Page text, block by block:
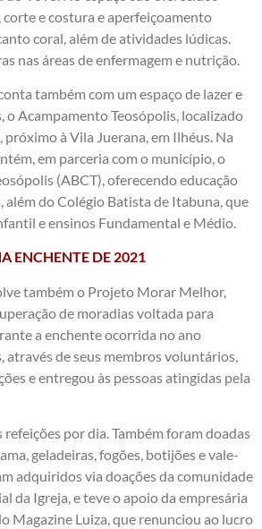
e costura e aperfeiçoamento
coral, além de atividades lúdicas.
nas áreas de enfermagem e nutrição.
também com um espaço de lazer e
o Acampamento Teosópolis, localizado
à Vila Juerana, em Ilhéus. Na
em parceria com o município, o
(ABCT), oferecendo educação
do Colégio Batista de Itabuna, que
e ensinos Fundamental e Médio.
ENCHENTE DE 2021
também o Projeto Morar Melhor,
de moradias voltada para
a enchente ocorrida no ano
através de seus membros voluntários,
e entregou às pessoas atingidas pela
por dia. Também foram doadas
geladeiras, fogões, botijões e vale-
adquiridos via doações da comunidade
da Igreja, e teve o apoio da empresária
Magazine Luiza, que renunciou ao lucro